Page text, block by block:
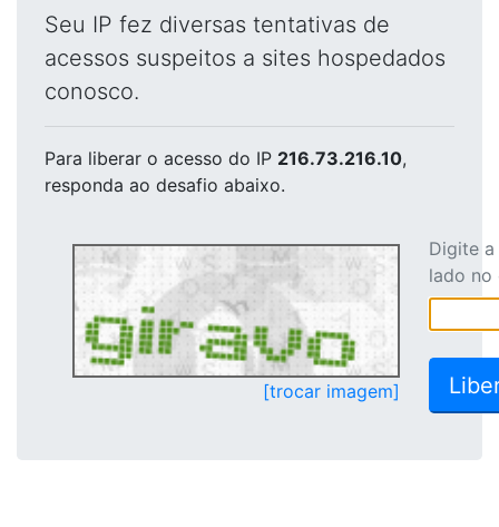
Seu IP fez diversas tentativas de
acessos suspeitos a sites hospedados
conosco.
Para liberar o acesso do IP 216.73.216.10,
responda ao desafio abaixo.
[trocar imagem]
Digite
lado no